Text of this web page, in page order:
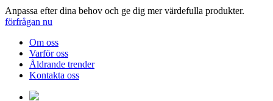
Anpassa efter dina behov och ge dig mer värdefulla produkter.
förfrågan nu
Om oss
Varför oss
Åldrande trender
Kontakta oss